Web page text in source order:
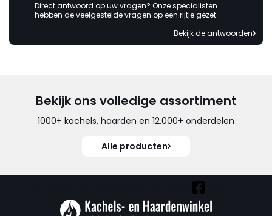
Direct antwoord op uw vragen? Onze specialisten
hebben de veelgestelde vragen op een rijtje gezet
Bekijk de antwoorden
Bekijk ons volledige assortiment
1000+ kachels, haarden en 12.000+ onderdelen
Alle producten